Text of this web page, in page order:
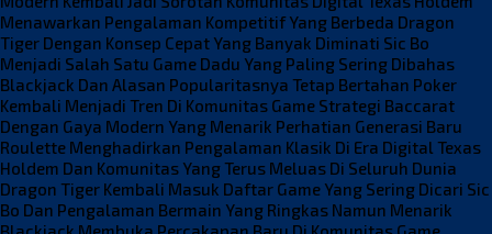
Menawarkan Pengalaman Kompetitif Yang Berbeda Dragon
Tiger Dengan Konsep Cepat Yang Banyak Diminati Sic Bo
Menjadi Salah Satu Game Dadu Yang Paling Sering Dibahas
Blackjack Dan Alasan Popularitasnya Tetap Bertahan Poker
Kembali Menjadi Tren Di Komunitas Game Strategi Baccarat
Dengan Gaya Modern Yang Menarik Perhatian Generasi Baru
Roulette Menghadirkan Pengalaman Klasik Di Era Digital Texas
Holdem Dan Komunitas Yang Terus Meluas Di Seluruh Dunia
Dragon Tiger Kembali Masuk Daftar Game Yang Sering Dicari Sic
Bo Dan Pengalaman Bermain Yang Ringkas Namun Menarik